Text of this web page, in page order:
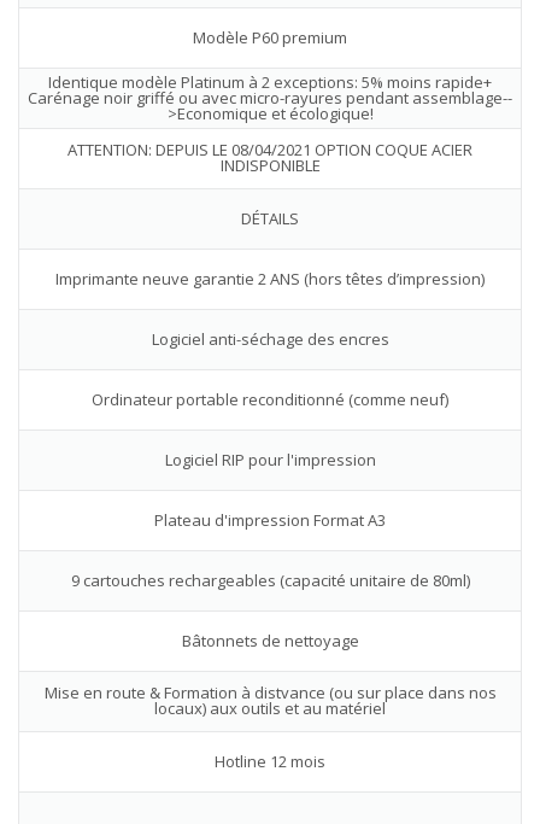
Modèle P60 premium
Identique modèle Platinum à 2 exceptions: 5% moins rapide+
Carénage noir griffé ou avec micro-rayures pendant assemblage--
>Economique et écologique!
ATTENTION: DEPUIS LE 08/04/2021 OPTION COQUE ACIER
INDISPONIBLE
DÉTAILS
Imprimante neuve garantie 2 ANS (hors têtes d’impression)
Logiciel anti-séchage des encres
Ordinateur portable reconditionné (comme neuf)
Logiciel RIP pour l'impression
Plateau d'impression Format A3
9 cartouches rechargeables (capacité unitaire de 80ml)
Bâtonnets de nettoyage
Mise en route & Formation à distvance (ou sur place dans nos
locaux) aux outils et au matériel
Hotline 12 mois